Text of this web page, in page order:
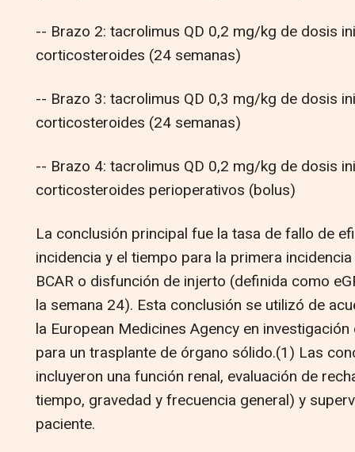
-- Brazo 2: tacrolimus QD 0,2 mg/kg de dosis
corticosteroides (24 semanas)
-- Brazo 3: tacrolimus QD 0,3 mg/kg de dosis
corticosteroides (24 semanas)
-- Brazo 4: tacrolimus QD 0,2 mg/kg de dosis
corticosteroides perioperativos (bolus)
La conclusión principal fue la tasa de fallo de
incidencia y el tiempo para la primera
BCAR o disfunción de injerto (definida como
la semana 24). Esta conclusión se utilizó de
la European Medicines Agency en
para un trasplante de órgano sólido.(1) Las
incluyeron una función renal, evaluación de
tiempo, gravedad y frecuencia general) y
paciente.